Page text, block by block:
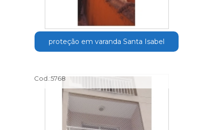
proteção em varanda Santa Isabel
Cod.:5768